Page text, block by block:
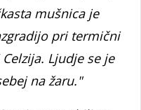
mušnica je
pri termični
Ljudje se je
na žaru."